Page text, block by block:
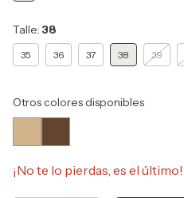
Talle: 38
35 36 37 38 39
Otros colores disponibles
¡No te lo pierdas, es el último!